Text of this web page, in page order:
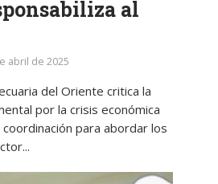
al
abril de 2025
del Oriente critica la
por la crisis económica
para abordar los